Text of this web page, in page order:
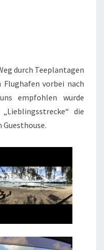
durch Teeplantagen
vorbei nach
empfohlen wurde
die